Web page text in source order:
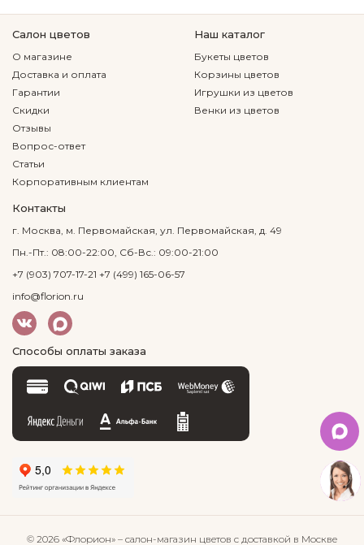
Салон цветов
О магазине
Доставка и оплата
Гарантии
Скидки
Отзывы
Вопрос-ответ
Статьи
Корпоративным клиентам
Наш каталог
Букеты цветов
Корзины цветов
Игрушки из цветов
Венки из цветов
Контакты
г. Москва, м. Первомайская, ул. Первомайская, д. 49
Пн.-Пт.: 08:00-22:00, Сб-Вс.: 09:00-21:00
+7 (903) 707-17-21 +7 (499) 165-06-57
info@florion.ru
Способы оплаты заказа
© 2026 «Флорион» – салон-магазин цветов с доставкой в Москве